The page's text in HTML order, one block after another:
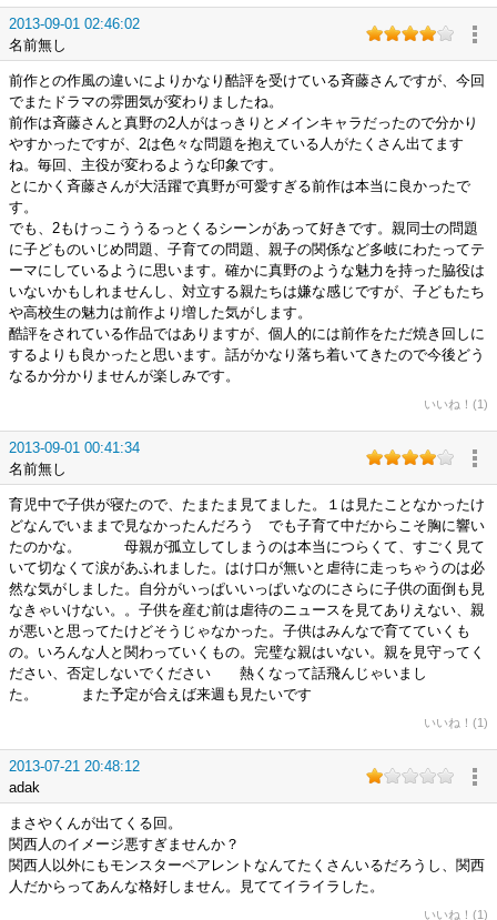
2013-09-01 02:46:02
名前無し
前作との作風の違いによりかなり酷評を受けている斉藤さんですが、今回
でまたドラマの雰囲気が変わりましたね。
前作は斉藤さんと真野の2人がはっきりとメインキャラだったので分かり
やすかったですが、2は色々な問題を抱えている人がたくさん出てます
ね。毎回、主役が変わるような印象です。
とにかく斉藤さんが大活躍で真野が可愛すぎる前作は本当に良かったで
す。
でも、2もけっこううるっとくるシーンがあって好きです。親同士の問題
に子どものいじめ問題、子育ての問題、親子の関係など多岐にわたってテ
ーマにしているように思います。確かに真野のような魅力を持った脇役は
いないかもしれませんし、対立する親たちは嫌な感じですが、子どもたち
や高校生の魅力は前作より増した気がします。
酷評をされている作品ではありますが、個人的には前作をただ焼き回しに
するよりも良かったと思います。話がかなり落ち着いてきたので今後どう
なるか分かりませんが楽しみです。
いいね！(1)
2013-09-01 00:41:34
名前無し
育児中で子供が寝たので、たまたま見てました。１は見たことなかったけ
どなんでいままで見なかったんだろう でも子育て中だからこそ胸に響い
たのかな。 母親が孤立してしまうのは本当につらくて、すごく見て
いて切なくて涙があふれました。はけ口が無いと虐待に走っちゃうのは必
然な気がしました。自分がいっぱいいっぱいなのにさらに子供の面倒も見
なきゃいけない。。子供を産む前は虐待のニュースを見てありえない、親
が悪いと思ってたけどそうじゃなかった。子供はみんなで育てていくも
の。いろんな人と関わっていくもの。完璧な親はいない。親を見守ってく
ださい、否定しないでください 熱くなって話飛んじゃいまし
た。 また予定が合えば来週も見たいです
いいね！(1)
2013-07-21 20:48:12
adak
まさやくんが出てくる回。
関西人のイメージ悪すぎませんか？
関西人以外にもモンスターペアレントなんてたくさんいるだろうし、関西
人だからってあんな格好しません。見ててイライラした。
いいね！(1)